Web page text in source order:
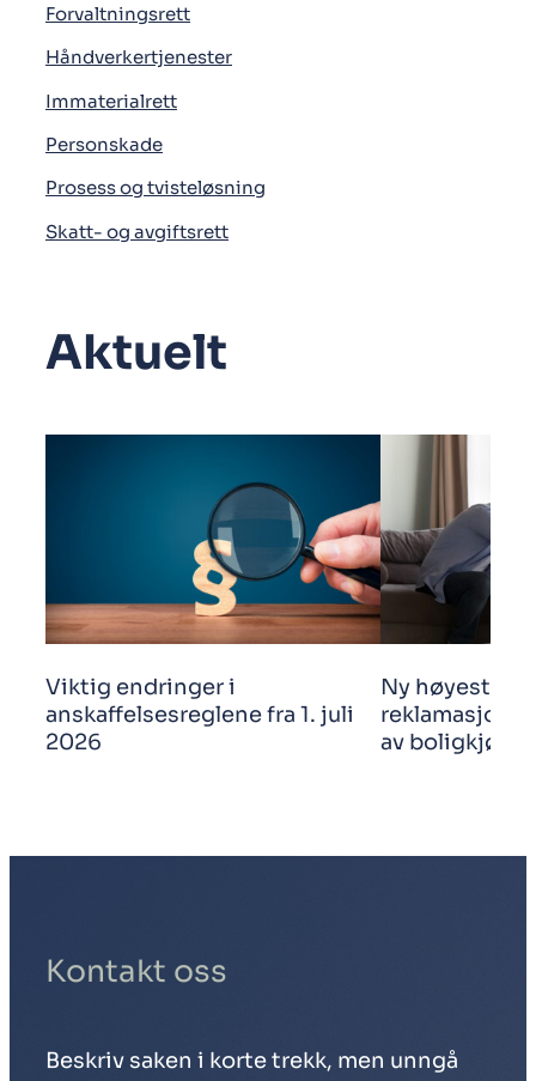
Forvaltningsrett
Håndverkertjenester
Immaterialrett
Personskade
Prosess og tvisteløsning
Skatt- og avgiftsrett
Aktuelt
Viktig endringer i
anskaffelsesreglene fra 1. juli
2026
Ny
av boligkjøp
Kontakt oss
Beskriv saken i korte trekk, men unngå